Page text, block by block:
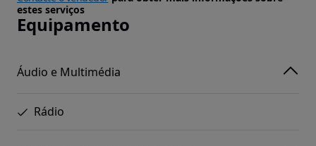
estes serviços
Equipamento
Áudio e Multimédia
Rádio